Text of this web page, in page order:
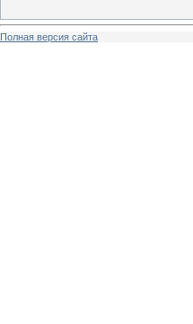
Полная версия сайта